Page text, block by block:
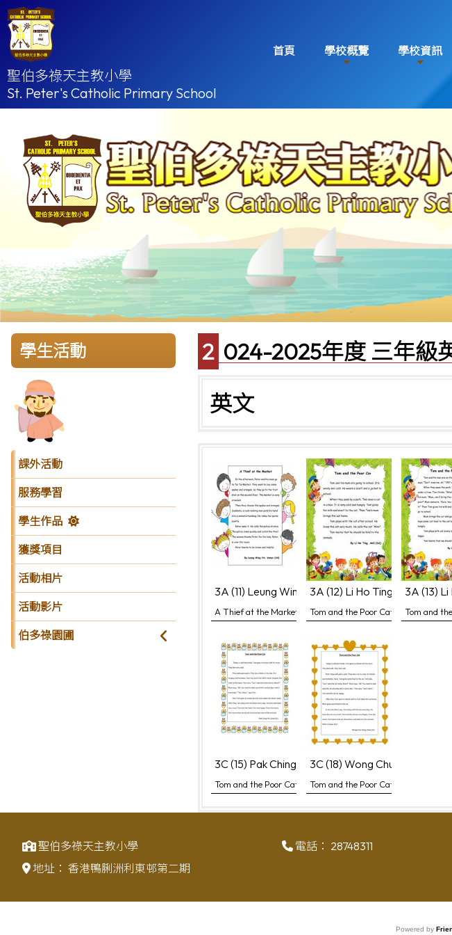
聖伯多祿天主教小學
St. Peter's Catholic Primary School
首頁 學校概覽 學校資訊
學生活動
課外活動
服務學習
學生作品
獲獎項目
活動相片
活動影片
伯多祿園圃
2024-2025年度 三年級
英文
3A (11) Leung Wing Yin, Venus
A Thief at the Market
3A (12) Li Ho Ting, Anil
Tom and the Poor Cat
3A (13) Li
Tom and
3C (15) Pak Ching Yin, Carol
Tom and the Poor Cat
3C (18) Wong Chun Hong,
Tom and the Poor Cat
聖伯多祿天主教小學 電話： 28748311
地址： 香港鴨脷洲利東邨第二期
Powered by